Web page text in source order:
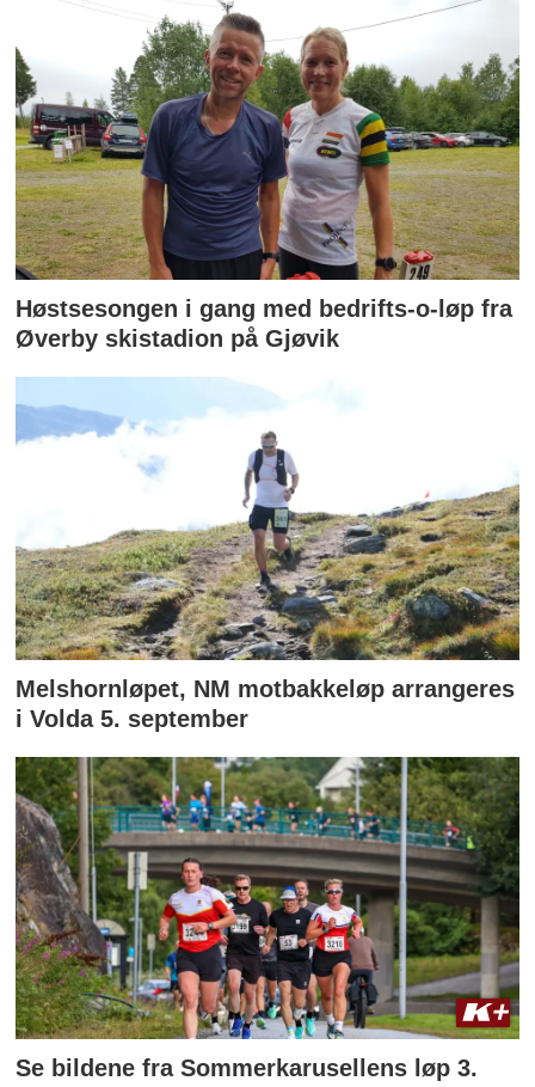
Høstsesongen i gang med bedrifts-o-løp fra
Øverby skistadion på Gjøvik
Melshornløpet, NM motbakkeløp arrangeres
i Volda 5. september
Se bildene fra Sommerkarusellens løp 3.